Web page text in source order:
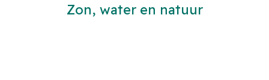
Zon, water en natuur